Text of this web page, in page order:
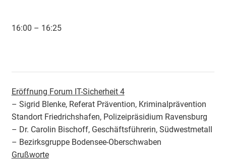
16:00 – 16:25
Eröffnung Forum IT-Sicherheit 4
– Sigrid Blenke, Referat Prävention, Kriminalprävention
Standort Friedrichshafen, Polizeipräsidium Ravensburg
– Dr. Carolin Bischoff, Geschäftsführerin, Südwestmetall
– Bezirksgruppe Bodensee-Oberschwaben
Grußworte